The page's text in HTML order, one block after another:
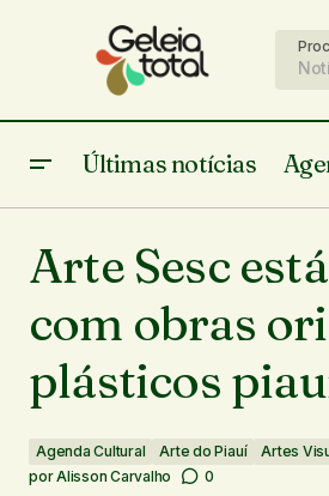
Últimas notícias
continua e ocupa espaços públicos da
cidade com programação gratuita
Arte Sesc
com obras
plásticos
Agenda Cultural Arte do Piauí Artes
porAlisson Carvalho 0